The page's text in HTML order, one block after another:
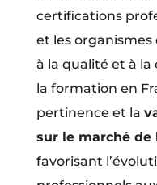
certifications
et les
à la qualité et à
la formation en
pertinence et la
sur le marché de
favorisant